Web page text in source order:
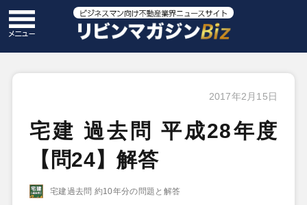
2017年2月15日
宅建 過去問 平成28年度
【問24】解答
宅建過去問 約10年分の問題と解答